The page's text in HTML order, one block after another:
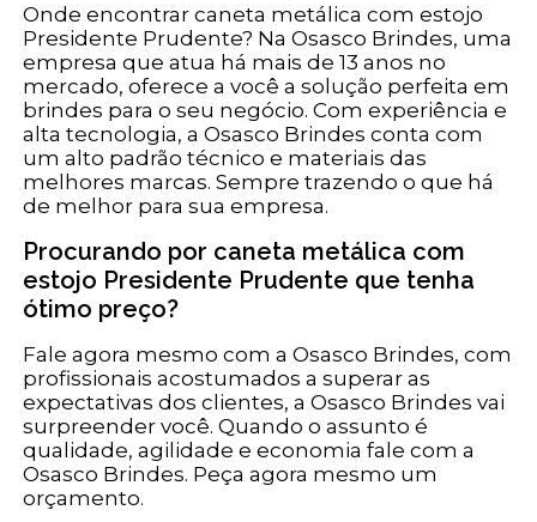
Onde encontrar caneta metálica com estojo
Presidente Prudente? Na Osasco Brindes, uma
empresa que atua há mais de 13 anos no
mercado, oferece a você a solução perfeita em
brindes para o seu negócio. Com experiência e
alta tecnologia, a Osasco Brindes conta com
um alto padrão técnico e materiais das
melhores marcas. Sempre trazendo o que há
de melhor para sua empresa.
Procurando por caneta metálica com
estojo Presidente Prudente que tenha
ótimo preço?
Fale agora mesmo com a Osasco Brindes, com
profissionais acostumados a superar as
expectativas dos clientes, a Osasco Brindes vai
surpreender você. Quando o assunto é
qualidade, agilidade e economia fale com a
Osasco Brindes. Peça agora mesmo um
orçamento.